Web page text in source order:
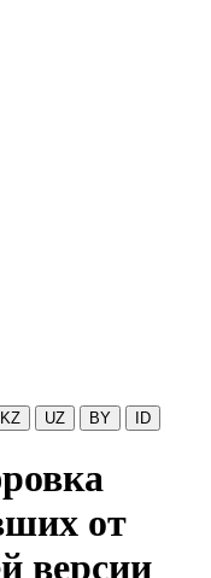
KZ UZ BY ID
от
версии